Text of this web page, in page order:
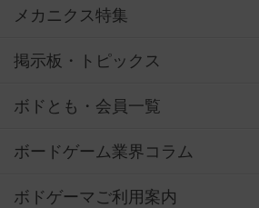
メカニクス特集
掲示板・トピックス
ボドとも・会員一覧
ボードゲーム業界コラム
ボドゲーマご利用案内